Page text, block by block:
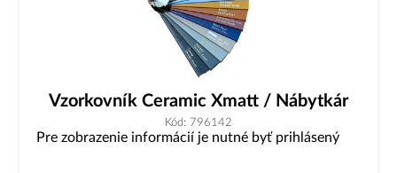
Vzorkovník Ceramic Xmatt / Nábytkár
Kód: 796142
Pre zobrazenie informácií je nutné byť prihlásený